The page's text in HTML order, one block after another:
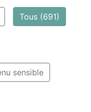
Tous (691)
sensible